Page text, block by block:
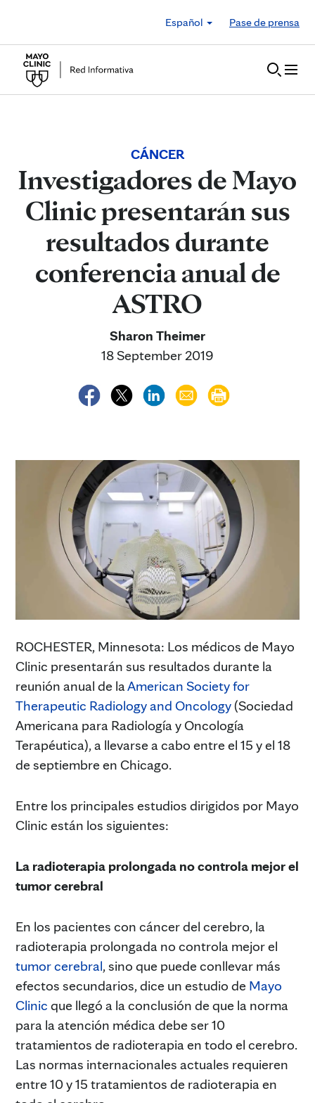
Español
Pase de prensa
CÁNCER
Investigadores de Mayo
Clinic presentarán sus
resultados durante
conferencia anual de
ASTRO
Sharon Theimer
18 September 2019
ROCHESTER, Minnesota: Los médicos de Mayo
Clinic presentarán sus resultados durante la
reunión anual de laAmerican Society for
Therapeutic Radiology and Oncology(Sociedad
Americana para Radiología y Oncología
Terapéutica), a llevarse a cabo entre el 15 y el 18
de septiembre en Chicago.
Entre los principales estudios dirigidos por Mayo
Clinic están los siguientes:
La radioterapia prolongada no controla mejor el
tumor cerebral
En los pacientes con cáncer del cerebro, la
radioterapia prolongada no controla mejor el
tumor cerebral, sino que puede conllevar más
efectos secundarios, dice un estudio de Mayo
Clinic que llegó a la conclusión de que la norma
para la atención médica debe ser 10
tratamientos de radioterapia en todo el cerebro.
Las normas internacionales actuales requieren
entre 10 y 15 tratamientos de radioterapia en